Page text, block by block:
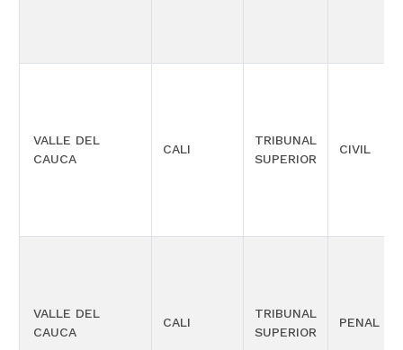
VALLE DEL
CAUCA
CALI
TRIBUNAL
SUPERIOR
CIVIL
VALLE DEL
CAUCA
CALI
TRIBUNAL
SUPERIOR
PENAL